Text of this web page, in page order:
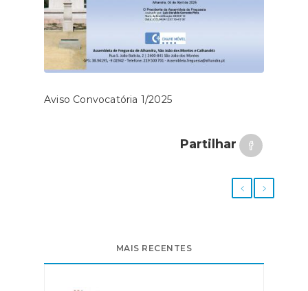
Aviso Convocatória 1/2025
Partilhar
MAIS RECENTES